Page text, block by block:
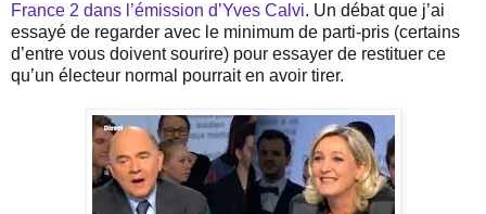
France 2 dans l’émission d’Yves Calvi. Un débat que j’ai
essayé de regarder avec le minimum de parti-pris (certains
d’entre vous doivent sourire) pour essayer de restituer ce
qu’un électeur normal pourrait en avoir tirer.